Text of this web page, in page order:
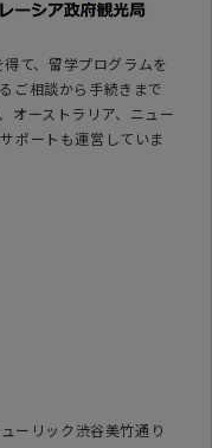
て、留学プログラムを
ご相談から手続きまで
オーストラリア、ニュー
ポートも運営していま
ーリック渋谷美竹通り